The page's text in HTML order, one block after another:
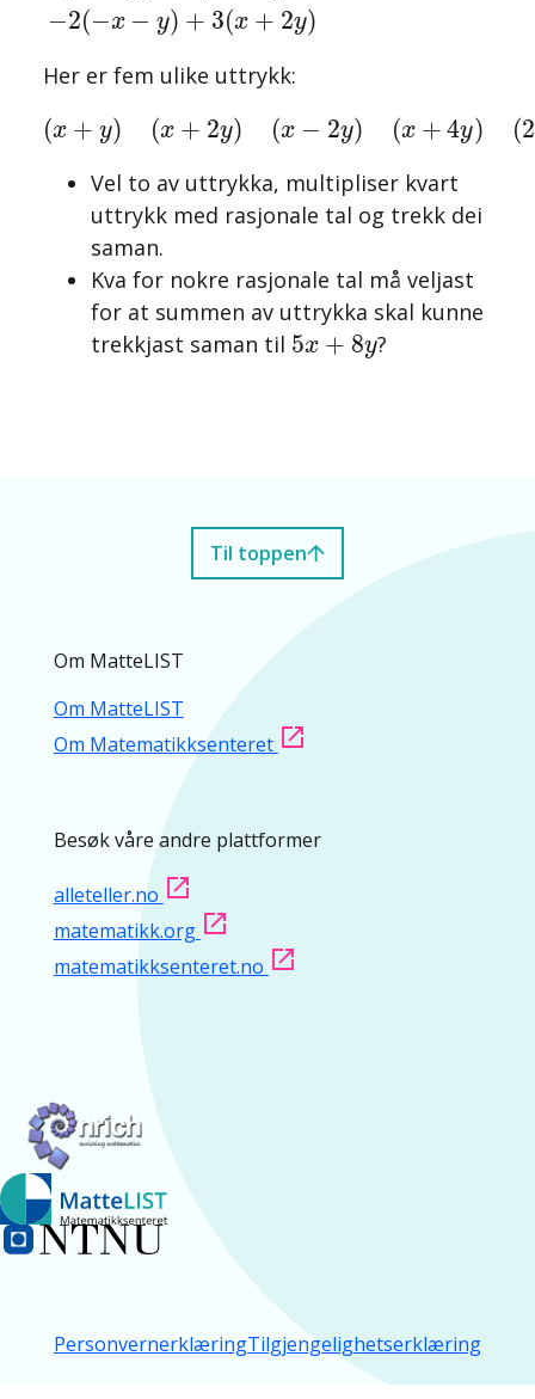
−2(−x − y) + 3(x + 2y)
Her er fem ulike uttrykk:
(x + y) (x + 2y) (x − 2y) (x + 4y) (2
(x+ y (x y)( x 2y) +4 2x+ )
Vel to av uttrykka, multipliser kvart
uttrykk med rasjonale tal og trekk dei
saman.
Kva for nokre rasjonale tal må veljast
for at summen av uttrykka skal kunne
trekkjast saman til 5x + 8y
5x+ 8 y ?
Til toppen
Om MatteLIST
Om MatteLIST
Om Matematikksenteret
Besøk våre andre plattformer
alleteller.no
matematikk.org
matematikksenteret.no
PersonvernerklæringTilgjengelighetserklæring